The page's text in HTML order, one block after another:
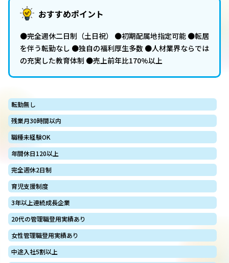
おすすめポイント
●完全週休二日制（土日祝） ●初期配属地指定可能 ●転居
を伴う転勤なし ●独自の福利厚生多数 ●人材業界ならでは
の充実した教育体制 ●売上前年比170%以上
転勤無し
残業月30時間以内
職種未経験OK
年間休日120以上
完全週休2日制
育児支援制度
3年以上連続成長企業
20代の管理職登用実績あり
女性管理職登用実績あり
中途入社5割以上